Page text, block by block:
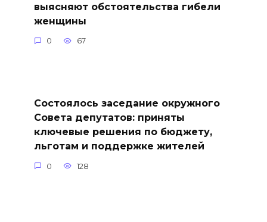
выясняют обстоятельства гибели
женщины
0 67
Состоялось заседание окружного
Совета депутатов: приняты
ключевые решения по бюджету,
льготам и поддержке жителей
0 128